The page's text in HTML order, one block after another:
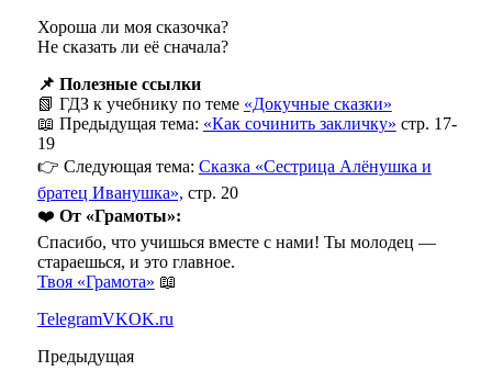
Хороша ли моя сказочка?
Не сказать ли её сначала?
📌 Полезные ссылки
📗 ГДЗ к учебнику по теме «Докучные сказки»
📖 Предыдущая тема: «Как сочинить закличку» стр. 17-
19
👉 Следующая тема: Сказка «Сестрица Алёнушка и
братец Иванушка», стр. 20
❤️ От «Грамоты»:
Спасибо, что учишься вместе с нами! Ты молодец —
стараешься, и это главное.
Твоя «Грамота» 📖
TelegramVKOK.ru
Предыдущая